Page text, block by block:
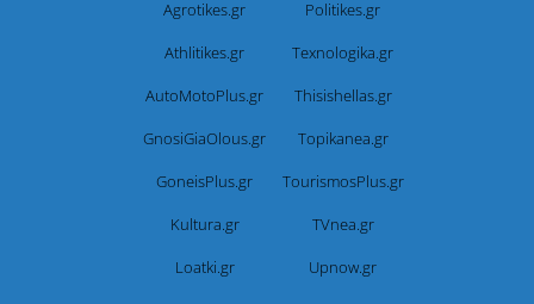
Agrotikes.gr
Politikes.gr
Athlitikes.gr
Texnologika.gr
AutoMotoPlus.gr
Thisishellas.gr
GnosiGiaOlous.gr
Topikanea.gr
GoneisPlus.gr
TourismosPlus.gr
Kultura.gr
TVnea.gr
Loatki.gr
Upnow.gr